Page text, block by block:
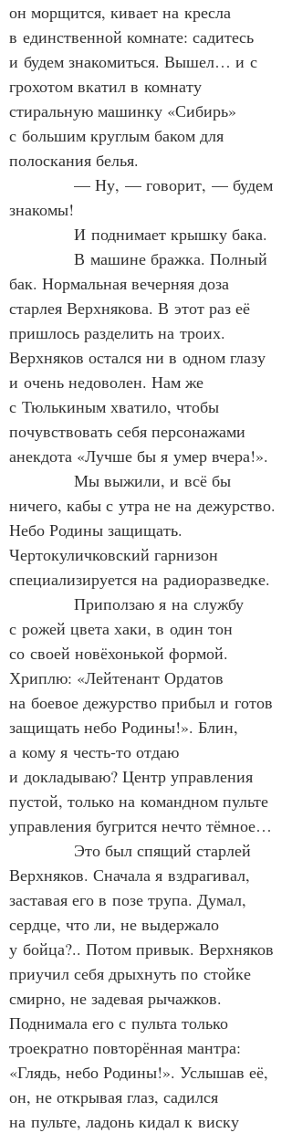
он морщится, кивает на кресла
в единственной комнате: садитесь
и будем знакомиться. Вышел… и с
грохотом вкатил в комнату
стиральную машинку «Сибирь»
с большим круглым баком для
полоскания белья.
— Ну, — говорит, — будем
знакомы!
И поднимает крышку бака.
В машине бражка. Полный
бак. Нормальная вечерняя доза
старлея Верхнякова. В этот раз её
пришлось разделить на троих.
Верхняков остался ни в одном глазу
и очень недоволен. Нам же
с Тюлькиным хватило, чтобы
почувствовать себя персонажами
анекдота «Лучше бы я умер вчера!».
Мы выжили, и всё бы
ничего, кабы с утра не на дежурство.
Небо Родины защищать.
Чертокуличковский гарнизон
специализируется на радиоразведке.
Приползаю я на службу
с рожей цвета хаки, в один тон
со своей новёхонькой формой.
Хриплю: «Лейтенант Ордатов
на боевое дежурство прибыл и готов
защищать небо Родины!». Блин,
а кому я честь‑то отдаю
и докладываю? Центр управления
пустой, только на командном пульте
управления бугрится нечто тёмное…
Это был спящий старлей
Верхняков. Сначала я вздрагивал,
заставая его в позе трупа. Думал,
сердце, что ли, не выдержало
у бойца?.. Потом привык. Верхняков
приучил себя дрыхнуть по стойке
смирно, не задевая рычажков.
Поднимала его с пульта только
троекратно повторённая мантра:
«Глядь, небо Родины!». Услышав её,
он, не открывая глаз, садился
на пульте, ладонь кидал к виску